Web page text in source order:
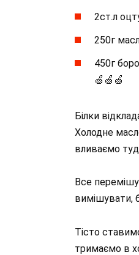
2ст.л
250г
450г
🍏🍏🍏
Білки
Холодне
вливаємо
Все
вимішувати,
Тісто
тримаємо в